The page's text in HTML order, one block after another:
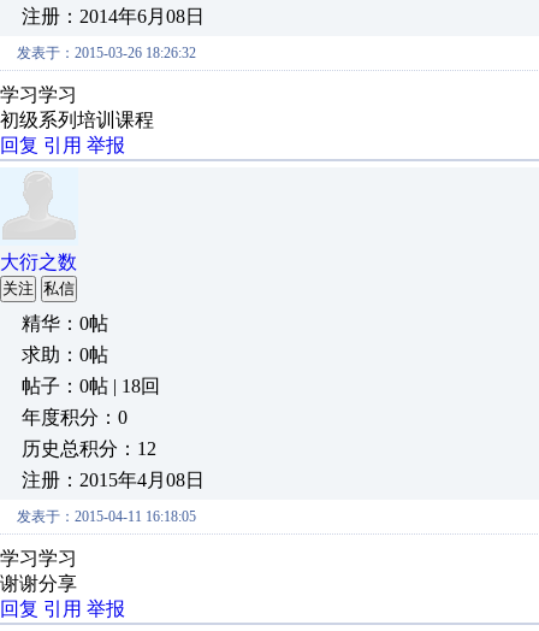
注册：2014年6月08日
发表于：2015-03-26 18:26:32
学习学习
初级系列培训课程
回复 引用 举报
大衍之数
关注 私信
精华：0帖
求助：0帖
帖子：0帖 | 18回
年度积分：0
历史总积分：12
注册：2015年4月08日
发表于：2015-04-11 16:18:05
学习学习
谢谢分享
回复 引用 举报